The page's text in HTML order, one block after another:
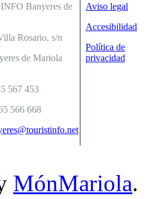
Banyeres de
Rosario, s/n
de Mariola
567 453
566 668
Aviso legal
Accesibilidad
Política de
privacidad
MónMariola.